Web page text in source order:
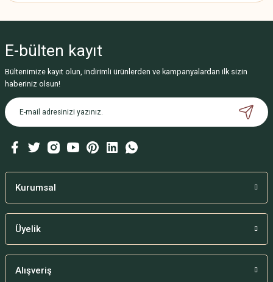
E-bülten kayıt
Bültenimize kayıt olun, indirimli ürünlerden ve kampanyalardan ilk sizin
haberiniz olsun!
Kurumsal
Üyelik
Alışveriş